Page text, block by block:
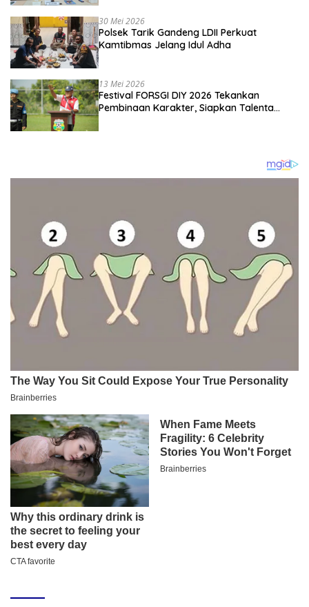
30 Mei 2026
Polsek Tarik Gandeng LDII Perkuat
Kamtibmas Jelang Idul Adha
13 Mei 2026
Festival FORSGI DIY 2026 Tekankan
Pembinaan Karakter, Siapkan Talenta